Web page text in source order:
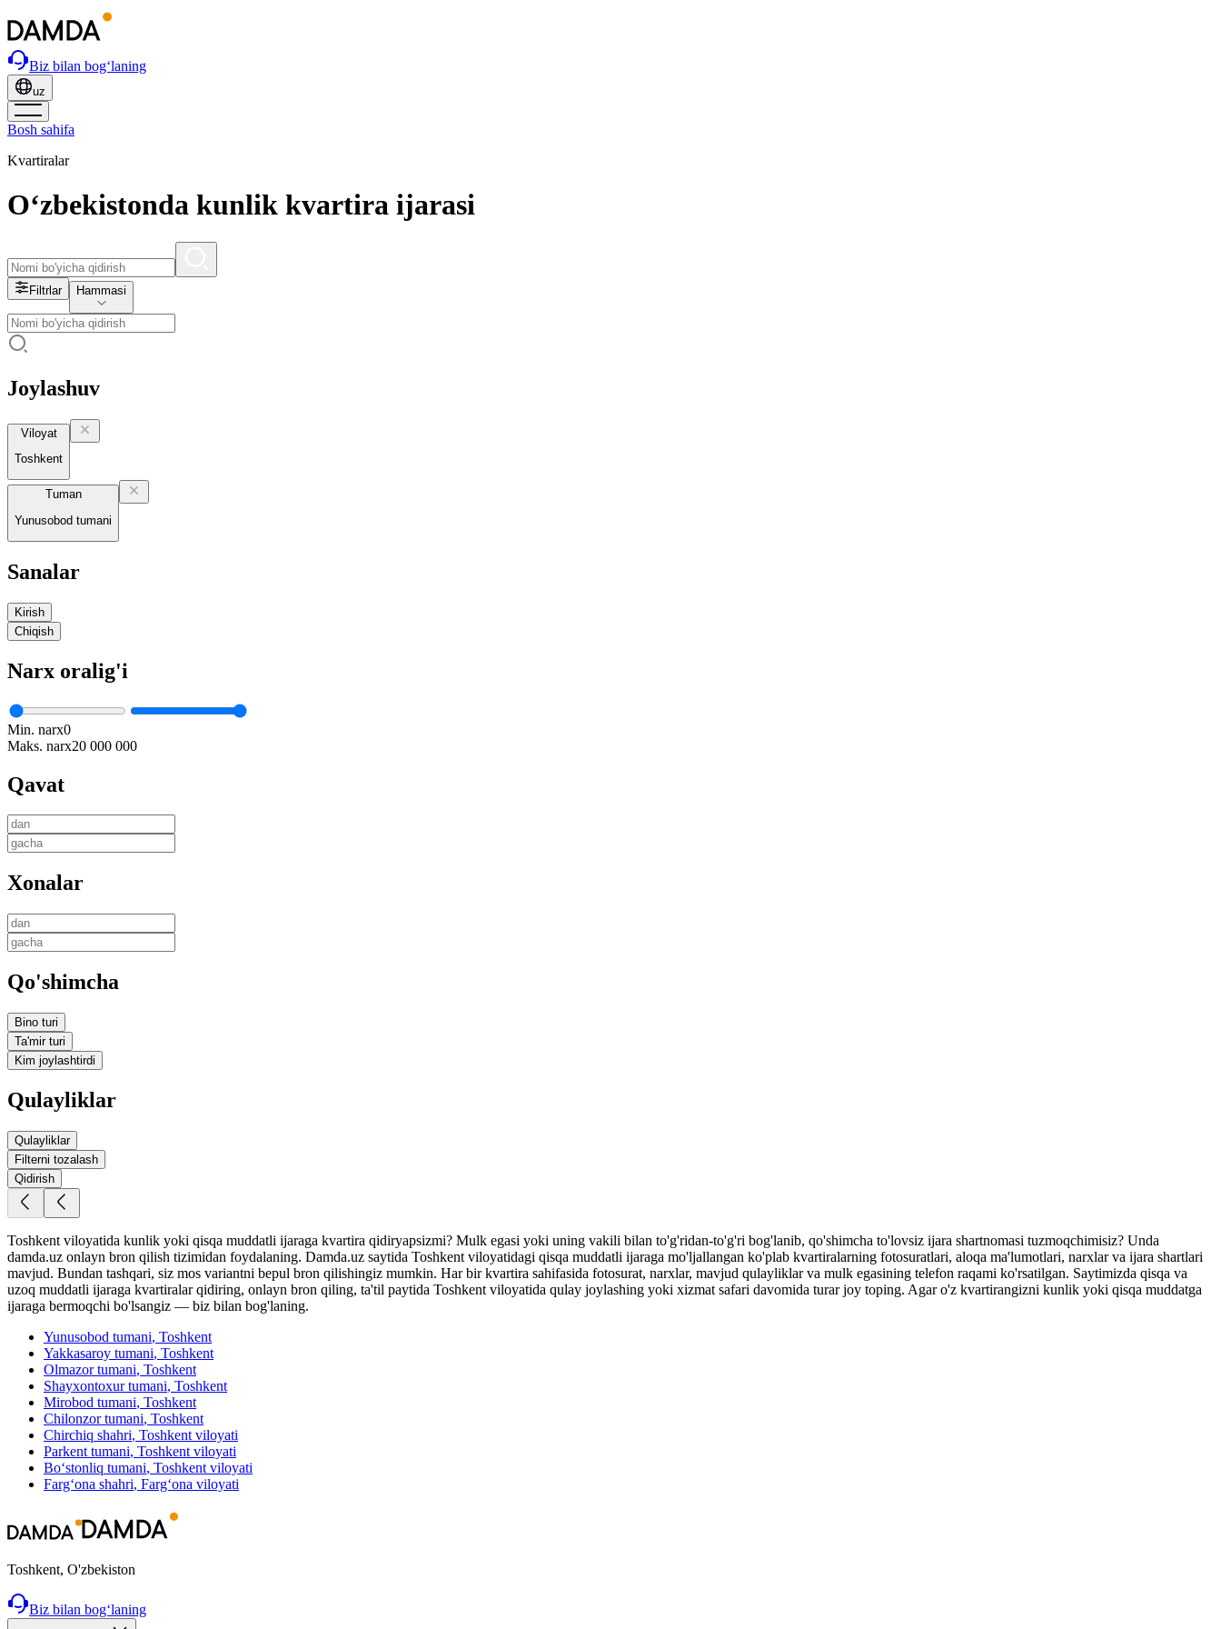
Biz bilan bog‘laning
uz
Bosh sahifa
Kvartiralar
O‘zbekistonda kunlik kvartira ijarasi
Filtrlar Hammasi
Joylashuv
Viloyat
Toshkent
Tuman
Yunusobod tumani
Sanalar
Kirish
Chiqish
Narx oralig'i
Min. narx0
Maks. narx20 000 000
Qavat
Xonalar
Qo'shimcha
Bino turi
Ta'mir turi
Kim joylashtirdi
Qulayliklar
Qulayliklar
Filterni tozalash
Qidirish
Toshkent viloyatida kunlik yoki qisqa muddatli ijaraga kvartira qidiryapsizmi? Mulk egasi yoki uning vakili bilan to'g'ridan-to'g'ri bog'lanib, qo'shimcha to'lovsiz ijara shartnomasi tuzmoqchimisiz? Unda
damda.uz onlayn bron qilish tizimidan foydalaning. Damda.uz saytida Toshkent viloyatidagi qisqa muddatli ijaraga mo'ljallangan ko'plab kvartiralarning fotosuratlari, aloqa ma'lumotlari, narxlar va ijara shartlari
mavjud. Bundan tashqari, siz mos variantni bepul bron qilishingiz mumkin. Har bir kvartira sahifasida fotosurat, narxlar, mavjud qulayliklar va mulk egasining telefon raqami ko'rsatilgan. Saytimizda qisqa va
uzoq muddatli ijaraga kvartiralar qidiring, onlayn bron qiling, ta'til paytida Toshkent viloyatida qulay joylashing yoki xizmat safari davomida turar joy toping. Agar o'z kvartirangizni kunlik yoki qisqa muddatga
ijaraga bermoqchi bo'lsangiz — biz bilan bog'laning.
Yunusobod tumani, Toshkent
Yakkasaroy tumani, Toshkent
Olmazor tumani, Toshkent
Shayxontoxur tumani, Toshkent
Mirobod tumani, Toshkent
Chilonzor tumani, Toshkent
Chirchiq shahri, Toshkent viloyati
Parkent tumani, Toshkent viloyati
Bo‘stonliq tumani, Toshkent viloyati
Farg‘ona shahri, Farg‘ona viloyati
Toshkent, O'zbekiston
Biz bilan bog‘laning